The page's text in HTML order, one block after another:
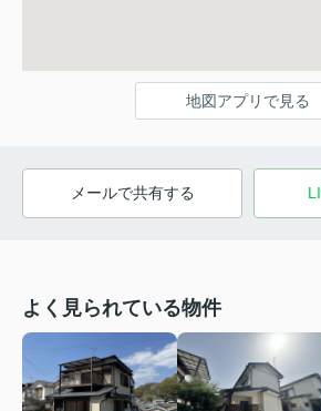
地図アプリで見る
メールで共有する
よく見られている物件